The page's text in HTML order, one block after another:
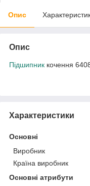
Опис
Опис
Підшипник кочення
Характеристики
Основні
Виробник
Країна виробник
Основні атрибути